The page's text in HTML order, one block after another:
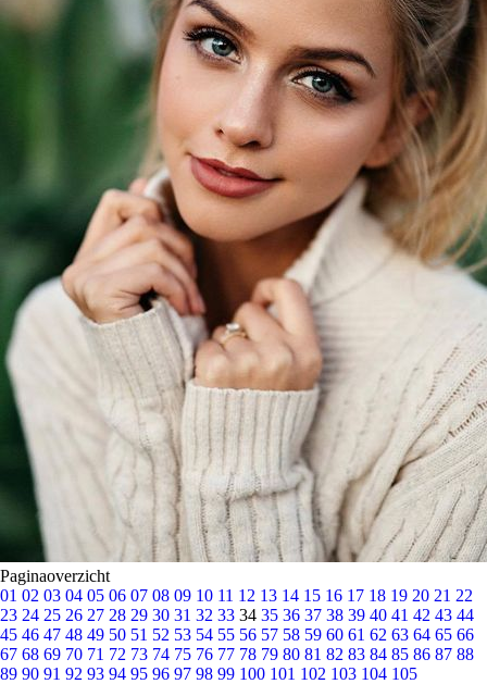
Paginaoverzicht
01 02 03 04 05 06 07 08 09 10 11 12 13 14 15 16 17 18 19 20 21 22
23 24 25 26 27 28 29 30 31 32 33 34 35 36 37 38 39 40 41 42 43 44
45 46 47 48 49 50 51 52 53 54 55 56 57 58 59 60 61 62 63 64 65 66
67 68 69 70 71 72 73 74 75 76 77 78 79 80 81 82 83 84 85 86 87 88
89 90 91 92 93 94 95 96 97 98 99 100 101 102 103 104 105